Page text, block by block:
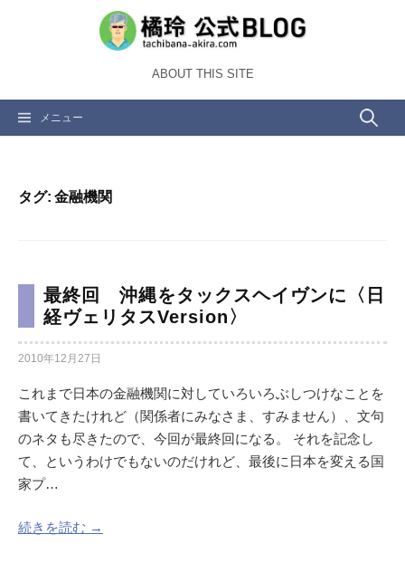
ツ
ABOUT THIS SITE
メニュー 検
タグ:金融機関
最終回 沖縄をタックスヘイヴンに〈日
経ヴェリタスVersion〉
2010年12月27日
これまで日本の金融機関に対していろいろぶしつけなことを
書いてきたけれど（関係者にみなさま、すみません）、文句
のネタも尽きたので、今回が最終回になる。 それを記念し
て、というわけでもないのだけれど、最後に日本を変える国
家プ…
続きを読む →